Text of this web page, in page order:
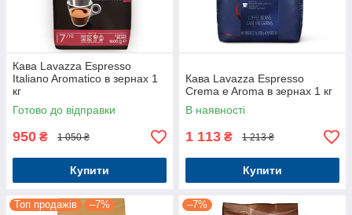
Кава Lavazza Espresso
Italiano Aromatico в зернах 1
кг
Готово до відправки
950 ₴ 1 050 ₴
Купити
Кава Lavazza Espresso
Crema e Aroma в зернах 1 кг
В наявності
1 113 ₴ 1 213 ₴
Купити
Топ продажів –7% –7%